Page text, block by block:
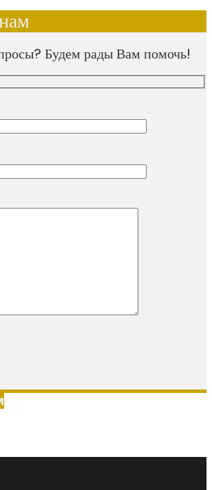
Будем рады Вам помочь!